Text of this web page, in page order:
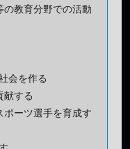
の教育分野での活動
会を作る
献する
ポーツ選手を育成す